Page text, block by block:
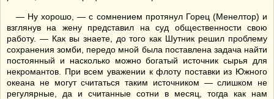
— Ну хорошо, — с сомнением протянул Горец (Менелтор) и
взглянув на жену представил на суд общественности свою
работу. — Как вы знаете, до того как Шутник решил проблему
сохранения зомби, передо мной была поставлена задача найти
постоянный и насколько можно богатый источник сырья для
некромантов. При всем уважении к флоту поставки из Южного
океана не могут считаться таким источником — слишком не
регулярные, да и считанные сотни в месяц, тогда как нам